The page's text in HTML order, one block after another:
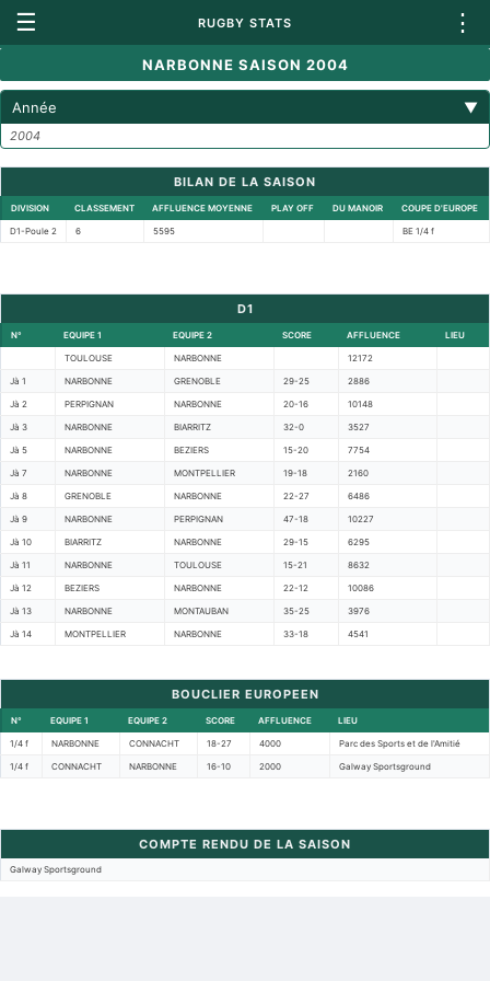
☰ RUGBY STATS ⋮
NARBONNE SAISON 2004
Année ▼
2004
BILAN DE LA SAISON
DIVISION CLASSEMENT AFFLUENCE MOYENNE PLAY OFF DU MANOIR COUPE D'EUROPE
D1-Poule 2 6 5595 BE 1/4 f
D1
N° EQUIPE 1 EQUIPE 2 SCORE AFFLUENCE LIEU
TOULOUSE NARBONNE 12172
Jà 1 NARBONNE GRENOBLE 29-25 2886
Jà 2 PERPIGNAN NARBONNE 20-16 10148
Jà 3 NARBONNE BIARRITZ 32-0 3527
Jà 5 NARBONNE BEZIERS 15-20 7754
Jà 7 NARBONNE MONTPELLIER 19-18 2160
Jà 8 GRENOBLE NARBONNE 22-27 6486
Jà 9 NARBONNE PERPIGNAN 47-18 10227
Jà 10 BIARRITZ NARBONNE 29-15 6295
Jà 11 NARBONNE TOULOUSE 15-21 8632
Jà 12 BEZIERS NARBONNE 22-12 10086
Jà 13 NARBONNE MONTAUBAN 35-25 3976
Jà 14 MONTPELLIER NARBONNE 33-18 4541
BOUCLIER EUROPEEN
N° EQUIPE 1 EQUIPE 2 SCORE AFFLUENCE LIEU
1/4 f NARBONNE CONNACHT 18-27 4000 Parc des Sports et de l'Amitié
1/4 f CONNACHT NARBONNE 16-10 2000 Galway Sportsground
COMPTE RENDU DE LA SAISON
Galway Sportsground